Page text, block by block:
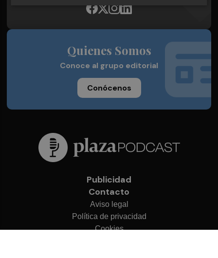
Quienes Somos
Conoce al grupo editorial
Conócenos
Publicidad
Contacto
Aviso legal
Política de privacidad
Cookies